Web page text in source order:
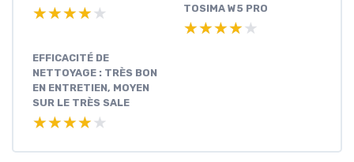
★★★★★
★★★★★
TOSIMA W5 PRO
★★★★★
★★★★★
EFFICACITÉ DE
NETTOYAGE : TRÈS BON
EN ENTRETIEN, MOYEN
SUR LE TRÈS SALE
★★★★★
★★★★★